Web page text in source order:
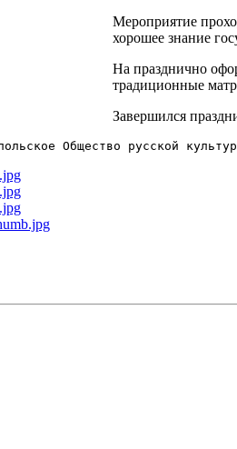
Мероприятие
хорошее знание
На празднично
традиционные
Завершился
Общество русской